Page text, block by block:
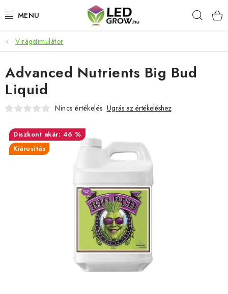
tartalomhoz
AKCIÓS TERMÉKEK
LED NÖVÉNYVILÁGÍTÁS
TERMESZTÉSI KELLÉKEK
MIKROZÖLDEK
Márka Vásárlás
Kapcsolat
Virágstimulátor
Advanced Nutrients Big Bud
Liquid
Nincs értékelés Ugrás az értékeléshez
akár: 46 %
Kiárusítás